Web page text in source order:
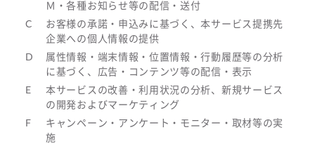
Ｍ・各種お知らせ等の配信・送付
お客様の承諾・申込みに基づく、本サービス提携先
企業への個人情報の提供
属性情報・端末情報・位置情報・行動履歴等の分析
に基づく、広告・コンテンツ等の配信・表示
本サービスの改善・利用状況の分析、新規サービス
の開発およびマーケティング
キャンペーン・アンケート・モニター・取材等の実
施